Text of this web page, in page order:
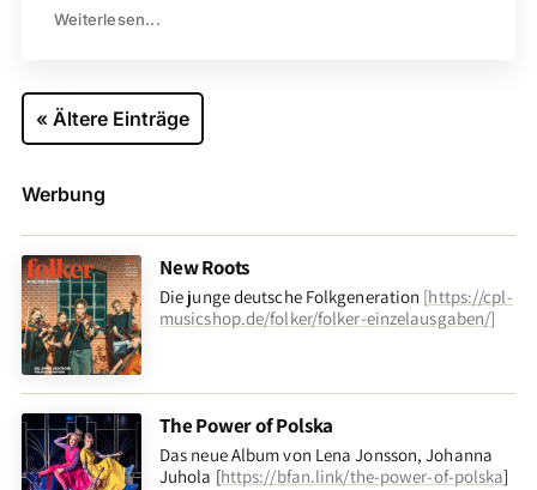
Weiterlesen...
« Ältere Einträge
Werbung
New Roots
Die junge deutsche Folkgeneration [https://cpl-
musicshop.de/folker/folker-einzelausgaben/]
The Power of Polska
Das neue Album von Lena Jonsson, Johanna
Juhola [https://bfan.link/the-power-of-polska]